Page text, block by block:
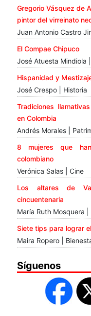
Gregorio Vásquez de
pintor del virreinato
Juan Antonio Castro
El Compae Chipuco
José Atuesta Mindiola
Hispanidad y
José Crespo | Historia
Tradiciones
en Colombia
Andrés Morales |
8 mujeres que
colombiano
Verónica Salas | Cine
Los altares de
cincuentenaria
María Ruth Mosquera
Siete tips para lograr
Maira Ropero |
Síguenos